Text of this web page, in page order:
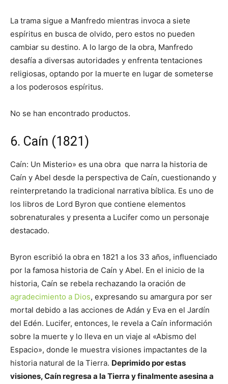
La trama sigue a Manfredo mientras invoca a siete
espíritus en busca de olvido, pero estos no pueden
cambiar su destino. A lo largo de la obra, Manfredo
desafía a diversas autoridades y enfrenta tentaciones
religiosas, optando por la muerte en lugar de someterse
a los poderosos espíritus.
No se han encontrado productos.
6. Caín (1821)
Caín: Un Misterio» es una obra que narra la historia de
Caín y Abel desde la perspectiva de Caín, cuestionando y
reinterpretando la tradicional narrativa bíblica. Es uno de
los libros de Lord Byron que contiene elementos
sobrenaturales y presenta a Lucifer como un personaje
destacado.
Byron escribió la obra en 1821 a los 33 años, influenciado
por la famosa historia de Caín y Abel. En el inicio de la
historia, Caín se rebela rechazando la oración de
agradecimiento a Dios, expresando su amargura por ser
mortal debido a las acciones de Adán y Eva en el Jardín
del Edén. Lucifer, entonces, le revela a Caín información
sobre la muerte y lo lleva en un viaje al «Abismo del
Espacio», donde le muestra visiones impactantes de la
historia natural de la Tierra. Deprimido por estas
visiones, Caín regresa a la Tierra y finalmente asesina a